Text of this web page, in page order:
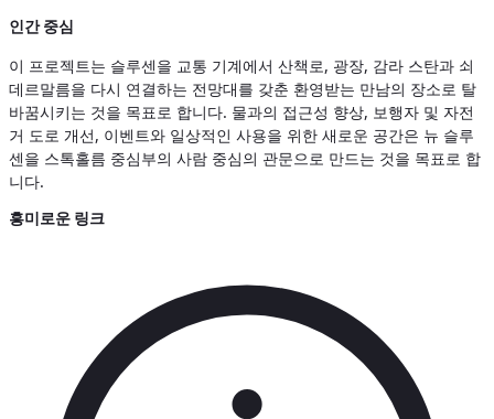
인간 중심
이 프로젝트는 슬루센을 교통 기계에서 산책로, 광장, 감라 스탄과 쇠
데르말름을 다시 연결하는 전망대를 갖춘 환영받는 만남의 장소로 탈
바꿈시키는 것을 목표로 합니다. 물과의 접근성 향상, 보행자 및 자전
거 도로 개선, 이벤트와 일상적인 사용을 위한 새로운 공간은 뉴 슬루
센을 스톡홀름 중심부의 사람 중심의 관문으로 만드는 것을 목표로 합
니다.
흥미로운 링크